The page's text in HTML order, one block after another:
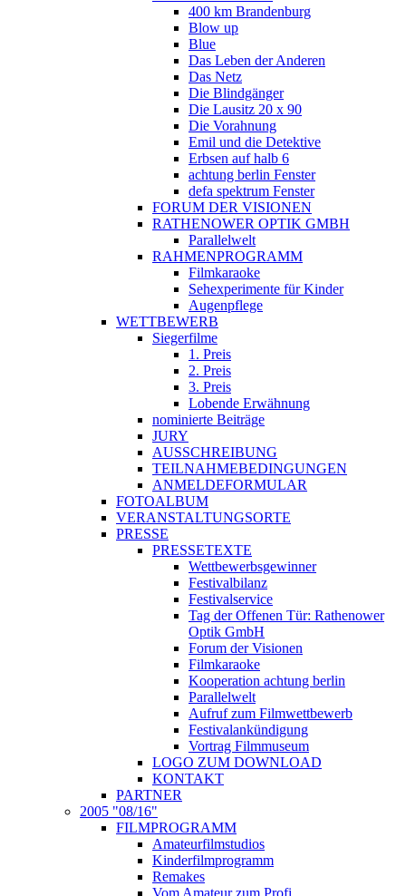
400 km Brandenburg
Blow up
Blue
Das Leben der Anderen
Das Netz
Die Blindgänger
Die Lausitz 20 x 90
Die Vorahnung
Emil und die Detektive
Erbsen auf halb 6
achtung berlin Fenster
defa spektrum Fenster
FORUM DER VISIONEN
RATHENOWER OPTIK GMBH
Parallelwelt
RAHMENPROGRAMM
Filmkaraoke
Sehexperimente für Kinder
Augenpflege
WETTBEWERB
Siegerfilme
1. Preis
2. Preis
3. Preis
Lobende Erwähnung
nominierte Beiträge
JURY
AUSSCHREIBUNG
TEILNAHMEBEDINGUNGEN
ANMELDEFORMULAR
FOTOALBUM
VERANSTALTUNGSORTE
PRESSE
PRESSETEXTE
Wettbewerbsgewinner
Festivalbilanz
Festivalservice
Tag der Offenen Tür: Rathenower
Optik GmbH
Forum der Visionen
Filmkaraoke
Kooperation achtung berlin
Parallelwelt
Aufruf zum Filmwettbewerb
Festivalankündigung
Vortrag Filmmuseum
LOGO ZUM DOWNLOAD
KONTAKT
PARTNER
2005 "08/16"
FILMPROGRAMM
Amateurfilmstudios
Kinderfilmprogramm
Remakes
Vom Amateur zum Profi